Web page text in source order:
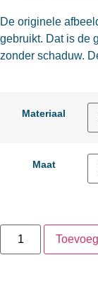
De originele
gebruikt. Dat is de
zonder schaduw.
Materiaal
Maat